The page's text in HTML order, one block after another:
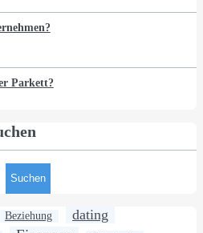
Parkett?
Suchen
Beziehung
dating